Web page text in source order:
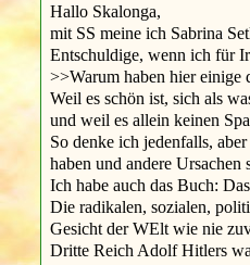
Hallo Skalonga,
mit SS meine ich Sabrina
Entschuldige, wenn ich für
>>Warum haben hier einige
Weil es schön ist, sich als
und weil es allein keinen
So denke ich jedenfalls,
haben und andere Ursachen
Ich habe auch das Buch:
Die radikalen, sozialen,
Gesicht der WElt wie nie
Dritte Reich Adolf Hitlers